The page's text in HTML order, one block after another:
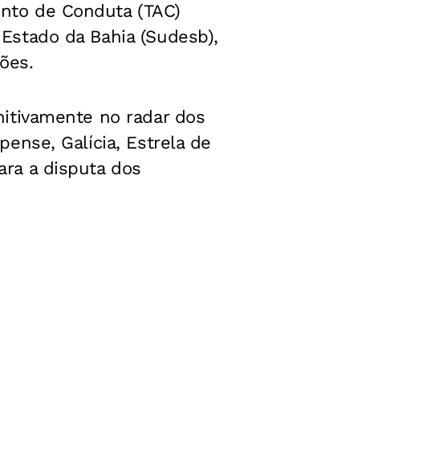
de Conduta (TAC)
da Bahia (Sudesb),
no radar dos
Galícia, Estrela de
a disputa dos